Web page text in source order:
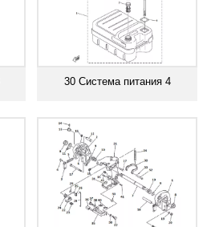
30 Система питания 4